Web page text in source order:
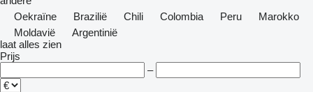
Oekraïne
Brazilië Chili Colombia Peru
Marokko
Moldavië
Argentinië
laat alles zien
Prijs
–